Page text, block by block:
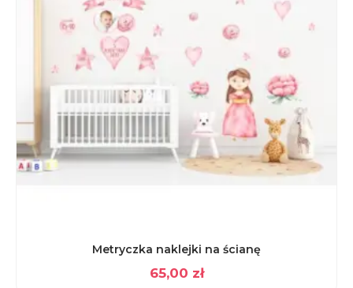
Metryczka naklejki na ścianę
65,00 zł